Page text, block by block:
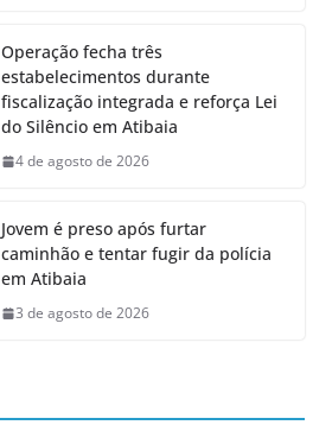
Operação fecha três
estabelecimentos durante
fiscalização integrada e reforça Lei
do Silêncio em Atibaia
4 de agosto de 2026
Jovem é preso após furtar
caminhão e tentar fugir da polícia
em Atibaia
3 de agosto de 2026